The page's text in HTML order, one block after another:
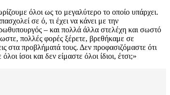
όλοι ως το μεγαλύτερο το οποίο υπάρχει.
σε ό, τι έχει να κάνει με την
– και πολλά άλλα στελέχη και σωστό
πολλές φορές ξέρετε, βρεθήκαμε σε
στα προβλήματά τους. Δεν προφασιζόμαστε ότι
ίσοι και δεν είμαστε όλοι ίδιοι, έτσι;»